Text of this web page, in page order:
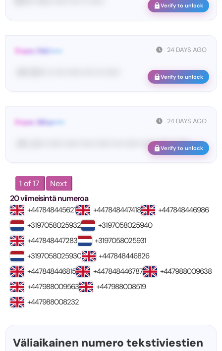
Verify to unlock
24 DAYS AGO
From: FAC•••••
Verify to unlock
24 DAYS AGO
From: Wha•••••
<#• ك•••• •••••• •••••• ••••• •••••• •••• •••••• •••••• •••••• ••••••
Verify to unlock
1 of 17
Next
20 viimeisintä numeroa
+447848445621 +447848447418
+447848446986
+3197058025932
+3197058025940
+447848447283
+3197058025931
+3197058025930
+447848446826
+447848446815
+447848446787
+447988009638
+447988009563
+447988008519
+447988008232
Väliaikainen numero tekstiviestien